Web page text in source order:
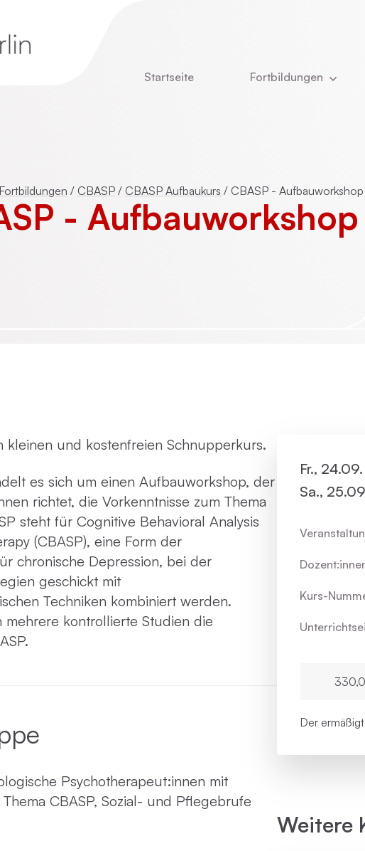
Startseite Fortbildungen
Kinder- und
Psychotherapie
Systemische Therapie /
Fortbildungen / CBASP / CBASP Aufbaukurs / CBASP - Aufbauworkshop
- Aufbau­workshop
kleinen und kostenfreien Schnupperkurs.
es sich um einen Aufbauworkshop, der
richtet, die Vorkenntnisse zum Thema
steht für Cognitive Behavioral Analysis
(CBASP), eine Form der
chronische Depression, bei der
geschickt mit
Techniken kombiniert werden.
kontrollierte Studien die
Psychotherapeut:innen mit
CBASP, Sozial- und Pflegebrufe
Fr.,
Sa.,
Kurs-
Der
Weitere